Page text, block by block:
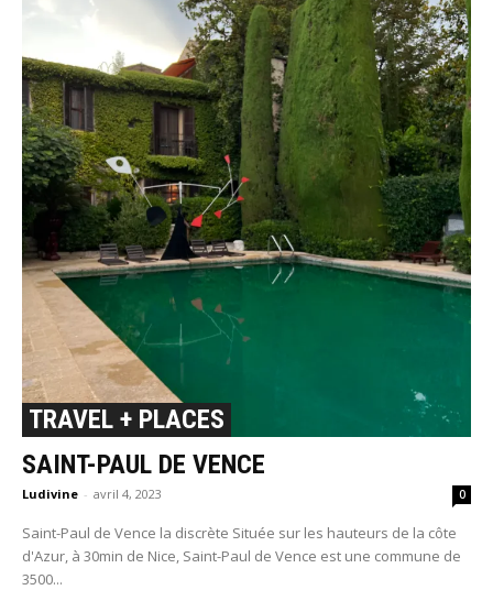
TRAVEL + PLACES
SAINT-PAUL DE VENCE
Ludivine - avril 4, 2023 0
Saint-Paul de Vence la discrète Située sur les hauteurs de la côte
d'Azur, à 30min de Nice, Saint-Paul de Vence est une commune de
3500...